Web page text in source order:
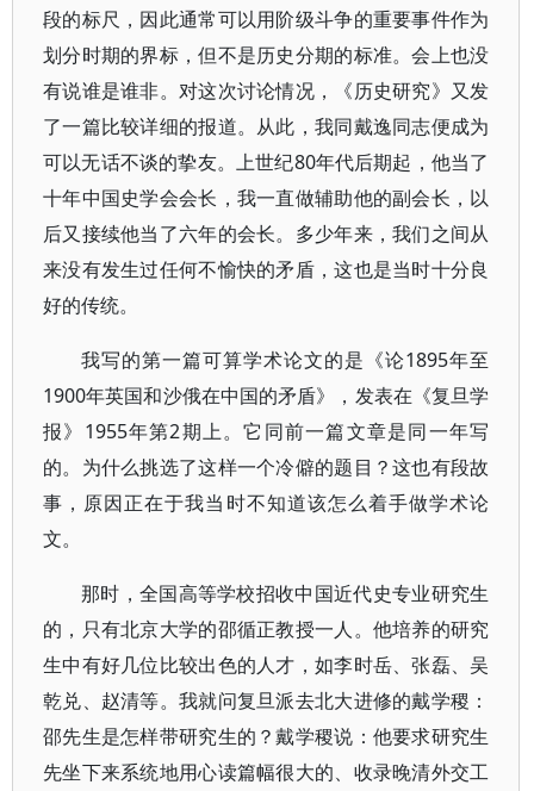
段的标尺，因此通常可以用阶级斗争的重要事件作为
划分时期的界标，但不是历史分期的标准。会上也没
有说谁是谁非。对这次讨论情况，《历史研究》又发
了一篇比较详细的报道。从此，我同戴逸同志便成为
可以无话不谈的挚友。上世纪80年代后期起，他当了
十年中国史学会会长，我一直做辅助他的副会长，以
后又接续他当了六年的会长。多少年来，我们之间从
来没有发生过任何不愉快的矛盾，这也是当时十分良
好的传统。
我写的第一篇可算学术论文的是《论1895年至
1900年英国和沙俄在中国的矛盾》，发表在《复旦学
报》1955年第2期上。它同前一篇文章是同一年写
的。为什么挑选了这样一个冷僻的题目？这也有段故
事，原因正在于我当时不知道该怎么着手做学术论
文。
那时，全国高等学校招收中国近代史专业研究生
的，只有北京大学的邵循正教授一人。他培养的研究
生中有好几位比较出色的人才，如李时岳、张磊、吴
乾兑、赵清等。我就问复旦派去北大进修的戴学稷：
邵先生是怎样带研究生的？戴学稷说：他要求研究生
先坐下来系统地用心读篇幅很大的、收录晚清外交工